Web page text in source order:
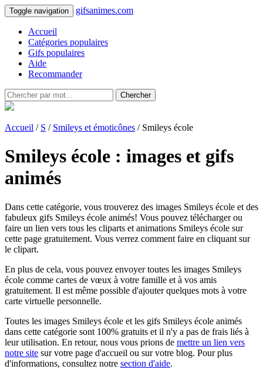
Toggle navigation gifsanimes.com
Accueil
Catégories populaires
Gifs populaires
Aide
Recommander
Chercher
Accueil / S / Smileys et émoticônes / Smileys école
Smileys école : images et gifs
animés
Dans cette catégorie, vous trouverez des images Smileys école et des
fabuleux gifs Smileys école animés! Vous pouvez télécharger ou
faire un lien vers tous les cliparts et animations Smileys école sur
cette page gratuitement. Vous verrez comment faire en cliquant sur
le clipart.
En plus de cela, vous pouvez envoyer toutes les images Smileys
école comme cartes de vœux à votre famille et à vos amis
gratuitement. Il est même possible d'ajouter quelques mots à votre
carte virtuelle personnelle.
Toutes les images Smileys école et les gifs Smileys école animés
dans cette catégorie sont 100% gratuits et il n'y a pas de frais liés à
leur utilisation. En retour, nous vous prions de mettre un lien vers
notre site sur votre page d'accueil ou sur votre blog. Pour plus
d'informations, consultez notre section d'aide.